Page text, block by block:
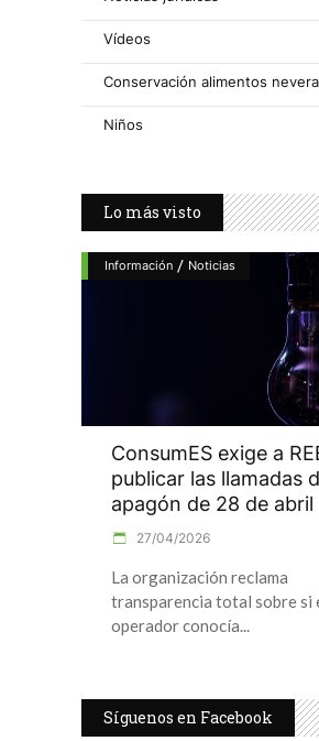
Vídeos
Conservación alimentos nevera
Niños
Lo más visto
Información / Noticias
ConsumES exige a
publicar las llamadas
apagón de 28 de abril
27/04/2026
La organización reclama
transparencia total sobre si
operador conocía
Síguenos en Facebook